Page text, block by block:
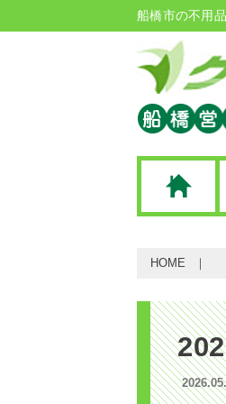
船橋市の不用
HOME